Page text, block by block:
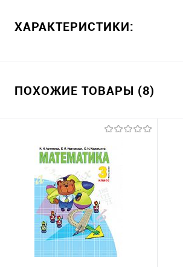
ХАРАКТЕРИСТИКИ:
ПОХОЖИЕ ТОВАРЫ (8)